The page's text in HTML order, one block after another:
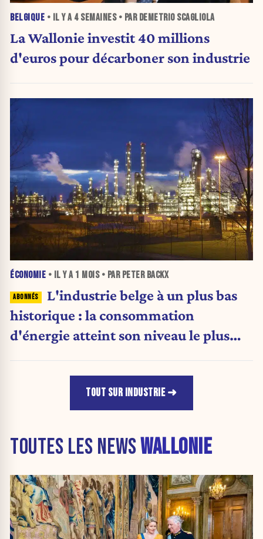
BELGIQUE • IL Y A 4 SEMAINES• PAR DEMETRIO SCAGLIOLA
La Wallonie investit 40 millions
d'euros pour décarboner son industrie
ÉCONOMIE • IL Y A 1 MOIS• PAR PETER BACKX
L'industrie belge à un plus bas
historique : la consommation
d'énergie atteint son niveau le plus
TOUT SUR INDUSTRIE
TOUTES LES NEWSWALLONIE